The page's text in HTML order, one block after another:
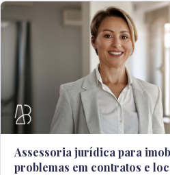
Assessoria jurídica para
problemas em contratos e